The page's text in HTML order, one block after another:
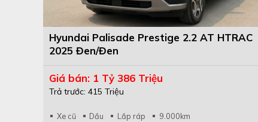
Hyundai Palisade Prestige 2.2 AT HTRAC
2025 Đen/Đen
Giá bán: 1 Tỷ 386 Triệu
Trả trước: 415 Triệu
Xe cũ Dầu Lắp ráp 9.000km